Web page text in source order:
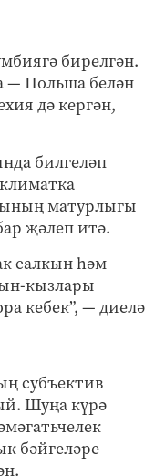
бирелгән.
— Польша белән
дә кергән,
билгеләп
матурлыгы
җәлеп итә.
салкын һәм
кызлары
кебек”, — диелә
субъектив
Шуңа күрә
бәйгеләре